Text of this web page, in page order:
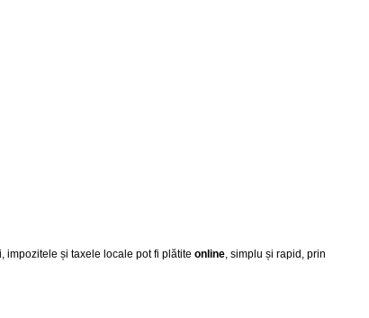
impozitele și taxele locale pot fi plătite online, simplu și rapid, prin